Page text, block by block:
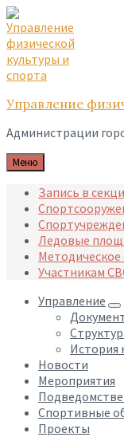
Skip
to
content
Skip
to
main
navigation
Skip
to
footer
Управление
Администрации
Меню
Запись в
Ледовые
Участникам
Управление
История
Новости
Мероприятия
Спортивные
Проекты